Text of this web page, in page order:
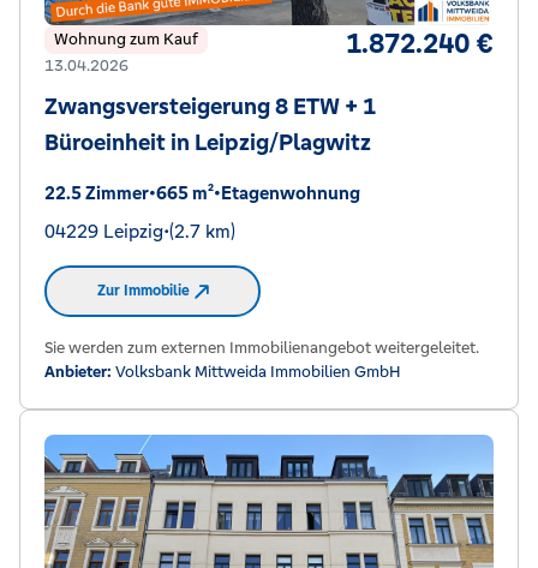
Wohnung zum Kauf
13.04.2026
1.872.240 €
Zwangsversteigerung 8 ETW + 1
Büroeinheit in Leipzig/Plagwitz
22.5 Zimmer•665 m²•Etagenwohnung
04229 Leipzig•(2.7 km)
Zur Immobilie
Sie werden zum externen Immobilienangebot weitergeleitet.
Anbieter: Volksbank Mittweida Immobilien GmbH